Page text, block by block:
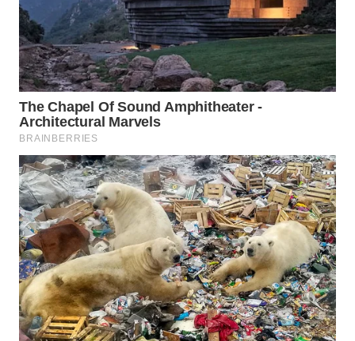
WAHANA
INFRASTRUKTUR
WAHANA
KONSUMEN
WAHANA
LISTRIK
WAHANA
TRAVEL
WAHANA
TV
WAHANANEWS
ID